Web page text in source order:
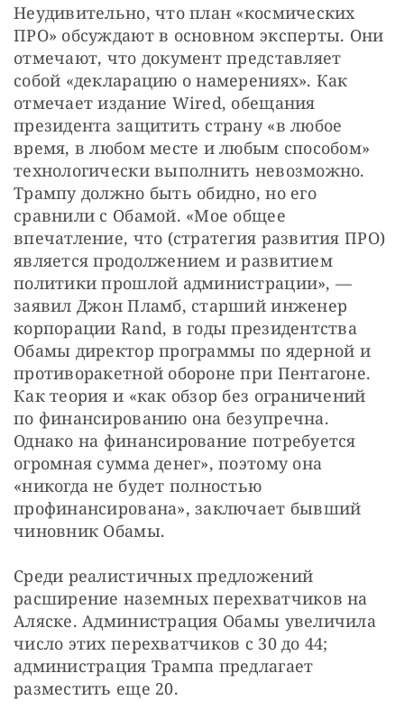
Неудивительно, что план «космических
ПРО» обсуждают в основном эксперты. Они
отмечают, что документ представляет
собой «декларацию о намерениях». Как
отмечает издание Wired, обещания
президента защитить страну «в любое
время, в любом месте и любым способом»
технологически выполнить невозможно.
Трампу должно быть обидно, но его
сравнили с Обамой. «Мое общее
впечатление, что (стратегия развития ПРО)
является продолжением и развитием
политики прошлой администрации», —
заявил Джон Пламб, старший инженер
корпорации Rand, в годы президентства
Обамы директор программы по ядерной и
противоракетной обороне при Пентагоне.
Как теория и «как обзор без ограничений
по финансированию она безупречна.
Однако на финансирование потребуется
огромная сумма денег», поэтому она
«никогда не будет полностью
профинансирована», заключает бывший
чиновник Обамы.
Среди реалистичных предложений
расширение наземных перехватчиков на
Аляске. Администрация Обамы увеличила
число этих перехватчиков с 30 до 44;
администрация Трампа предлагает
разместить еще 20.